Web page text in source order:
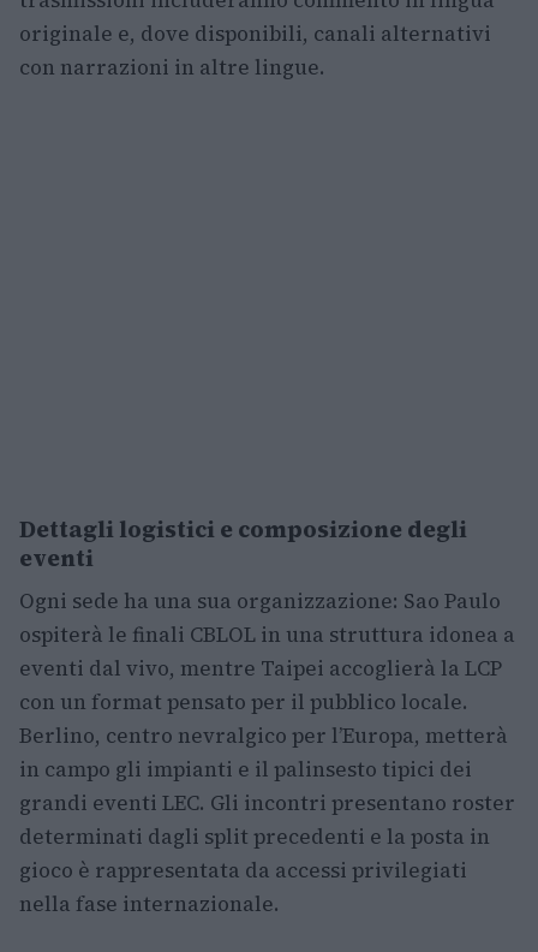
originale e, dove disponibili, canali alternativi
con narrazioni in altre lingue.
Dettagli logistici e composizione degli
eventi
Ogni sede ha una sua organizzazione: Sao Paulo
ospiterà le finali CBLOL in una struttura idonea a
eventi dal vivo, mentre Taipei accoglierà la LCP
con un format pensato per il pubblico locale.
Berlino, centro nevralgico per l’Europa, metterà
in campo gli impianti e il palinsesto tipici dei
grandi eventi LEC. Gli incontri presentano roster
determinati dagli split precedenti e la posta in
gioco è rappresentata da accessi privilegiati
nella fase internazionale.